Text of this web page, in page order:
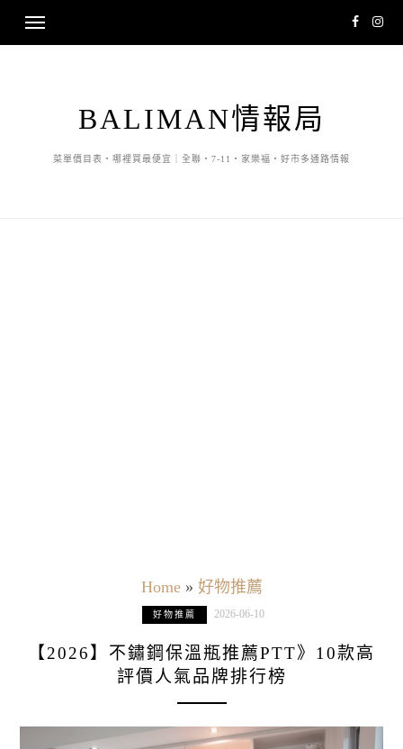
BALIMAN情報局
菜單價目表・哪裡買最便宜｜全聯・7-11・家樂福・好市多通路情報
Home» 好物推薦
好物推薦 2026-06-10
【2026】不鏽鋼保溫瓶推薦PTT》10款高
評價人氣品牌排行榜